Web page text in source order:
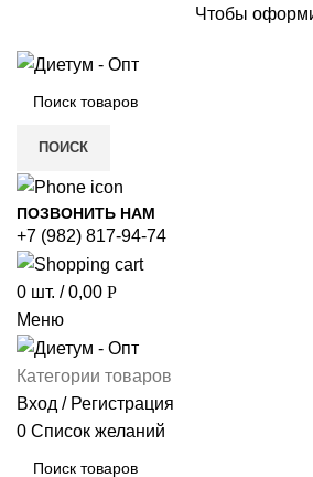
Чтобы
ПОИСК
ПОЗВОНИТЬ НАМ
+7 (982) 817-94-74
0 шт. / 0,00 Р
Меню
Категории товаров
Вход / Регистрация
0 Список желаний